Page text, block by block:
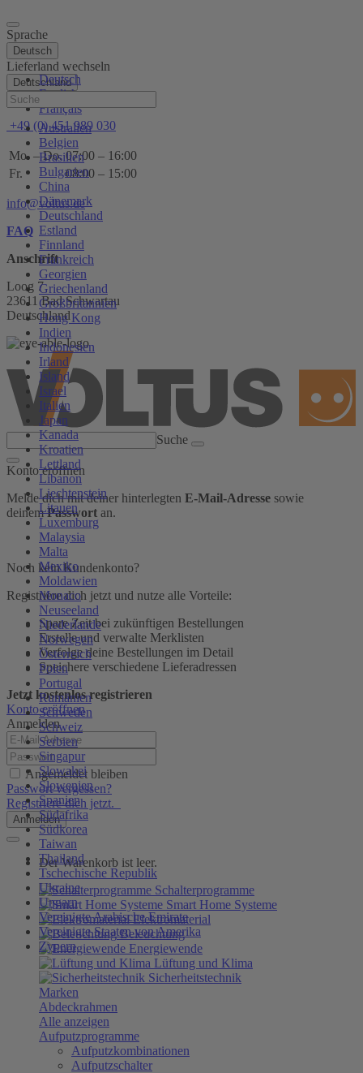
Sprache
Deutsch
Deutsch
English
Français
Lieferland wechseln
Deutschland
Australien
Belgien
Brasilien
Bulgarien
China
Dänemark
Deutschland
Estland
Finnland
Frankreich
Georgien
Griechenland
Großbritannien
Hong Kong
Indien
Indonesien
Irland
Island
Israel
Italien
Japan
Kanada
Kroatien
Lettland
Libanon
Liechtenstein
Litauen
Luxemburg
Malaysia
Malta
Mexiko
Moldawien
Monaco
Neuseeland
Niederlande
Norwegen
Österreich
Polen
Portugal
Rumänien
Schweden
Schweiz
Serbien
Singapur
Slowakei
Slowenien
Spanien
Südafrika
Südkorea
Taiwan
Thailand
Tschechische Republik
Ukraine
Ungarn
Vereinigte Arabische Emirate
Vereinigte Staaten von Amerika
Zypern
Hilfe
+49 (0) 451 989 030
Mo. – Do. 07:00 – 16:00
Fr.
08:00 – 15:00
info@voltus.de
FAQ
Anschrift
Loog 7
23611 Bad Schwartau
Deutschland
Suche
Konto eröffnen
Melde dich mit deiner hinterlegten E-Mail-Adresse sowie
deinemPasswort an.
Noch kein Kundenkonto?
Registriere dich jetzt und nutze alle Vorteile:
Spare Zeit bei zukünftigen Bestellungen
Erstelle und verwalte Merklisten
Verfolge deine Bestellungen im Detail
Speichere verschiedene Lieferadressen
Jetzt kostenlos registrieren
Konto eröffnen
Anmelden
Angemeldet bleiben
Passwort vergessen?
Registriere dich jetzt.
Anmelden
Der Warenkorb ist leer.
Schalterprogramme
Smart Home Systeme
Elektromaterial
Beleuchtung
Energiewende
Lüftung und Klima
Sicherheitstechnik
Marken
Abdeckrahmen
Alle anzeigen
Aufputzprogramme
Aufputzkombinationen
Aufputzschalter